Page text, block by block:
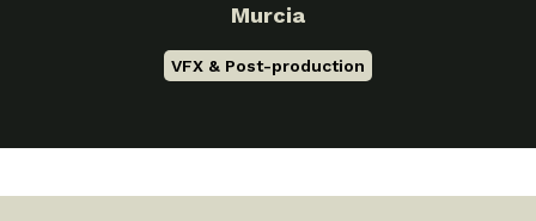
Murcia
VFX & Post-production